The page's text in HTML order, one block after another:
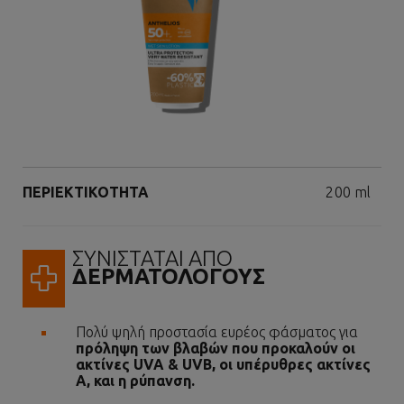
ΠΕΡΙΕΚΤΙΚΟΤΗΤΑ Volume
200 ml
ΣΥΝΙΣΤΑΤΑΙ ΑΠΟ
ΔΕΡΜΑΤΟΛΟΓΟΥΣ
Πολύ ψηλή προστασία ευρέος φάσματος για
πρόληψη των βλαβών που προκαλούν οι
ακτίνες UVA & UVB, οι υπέρυθρες ακτίνες
Α, και η ρύπανση.